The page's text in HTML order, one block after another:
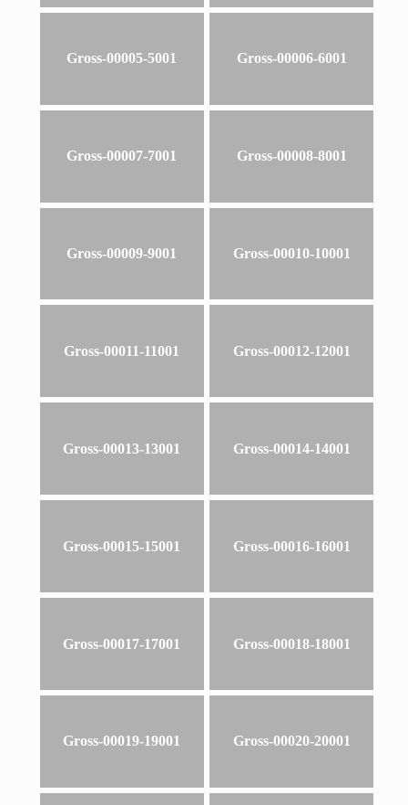
Gross-00005-5001 Gross-00006-6001
Gross-00007-7001 Gross-00008-8001
Gross-00009-9001 Gross-00010-10001
Gross-00011-11001 Gross-00012-12001
Gross-00013-13001 Gross-00014-14001
Gross-00015-15001 Gross-00016-16001
Gross-00017-17001 Gross-00018-18001
Gross-00019-19001 Gross-00020-20001